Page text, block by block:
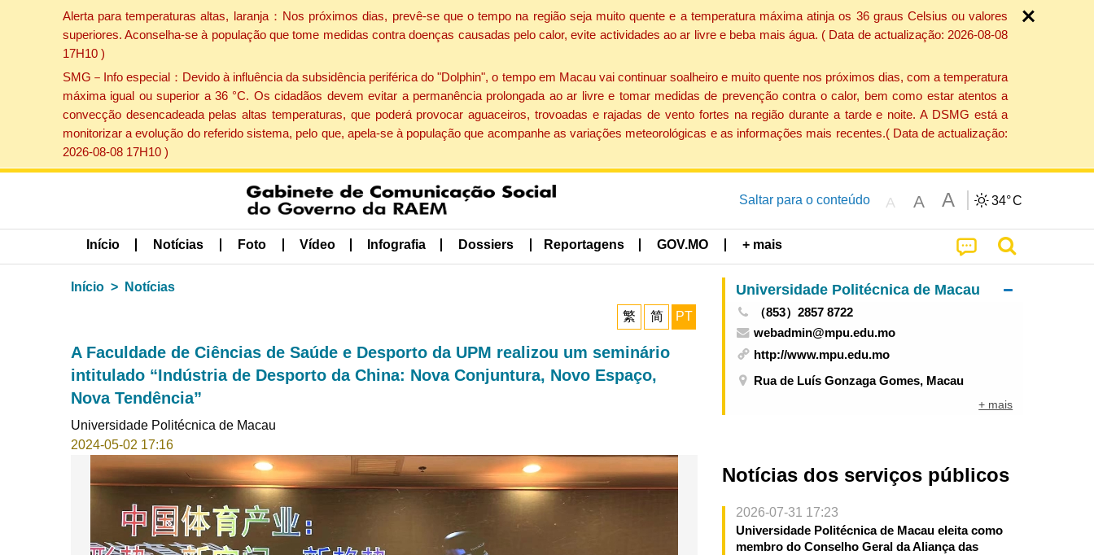
Alerta para temperaturas altas, laranja：Nos próximos dias, prevê-se que o tempo na região seja muito quente e a temperatura máxima atinja os 36 graus Celsius ou valores
superiores. Aconselha-se à população que tome medidas contra doenças causadas pelo calor, evite actividades ao ar livre e beba mais água. ( Data de actualização: 2026-08-08
17H10 )
SMG－Info especial：Devido à influência da subsidência periférica do "Dolphin", o tempo em Macau vai continuar soalheiro e muito quente nos próximos dias, com a temperatura
máxima igual ou superior a 36 °C. Os cidadãos devem evitar a permanência prolongada ao ar livre e tomar medidas de prevenção contra o calor, bem como estar atentos a
convecção desencadeada pelas altas temperaturas, que poderá provocar aguaceiros, trovoadas e rajadas de vento fortes na região durante a tarde e noite. A DSMG está a
monitorizar a evolução do referido sistema, pelo que, apela-se à população que acompanhe as variações meteorológicas e as informações mais recentes.( Data de actualização:
2026-08-08 17H10 )
Saltar para o conteúdo A A A 34°C
Início Notícias Foto Vídeo Infografia Dossiers Reportagens GOV.MO + mais
Início Notícias
繁 简 PT
A Faculdade de Ciências de Saúde e Desporto da UPM realizou um seminário
intitulado “Indústria de Desporto da China: Nova Conjuntura, Novo Espaço,
Nova Tendência”
Universidade Politécnica de Macau
2024-05-02 17:16
Universidade Politécnica de Macau
（853）2857 8722
webadmin@mpu.edu.mo
http://www.mpu.edu.mo
Rua de Luís Gonzaga Gomes, Macau
+ mais
Notícias dos serviços públicos
2026-07-31 17:23
Universidade Politécnica de Macau eleita como
membro do Conselho Geral da Aliança das